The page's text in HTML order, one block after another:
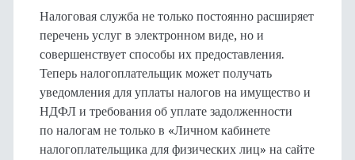
Налоговая служба не только постоянно расширяет
перечень услуг в электронном виде, но и
совершенствует способы их предоставления.
Теперь налогоплательщик может получать
уведомления для уплаты налогов на имущество и
НДФЛ и требования об уплате задолженности
по налогам не только в «Личном кабинете
налогоплательщика для физических лиц» на сайте